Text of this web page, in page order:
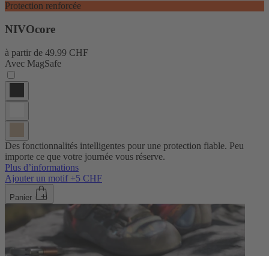
Protection renforcée
NIVOcore
à partir de 49.99 CHF
Avec MagSafe
Des fonctionnalités intelligentes pour une protection fiable. Peu
importe ce que votre journée vous réserve.
Plus d’informations
Ajouter un motif +5 CHF
Panier